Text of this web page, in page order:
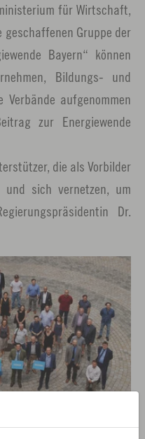
für Wirtschaft,
Gruppe der
Bayern“ können
Bildungs- und
Verbände aufgenommen
zur Energiewende
die als Vorbilder
und sich vernetzen, um
Dr.